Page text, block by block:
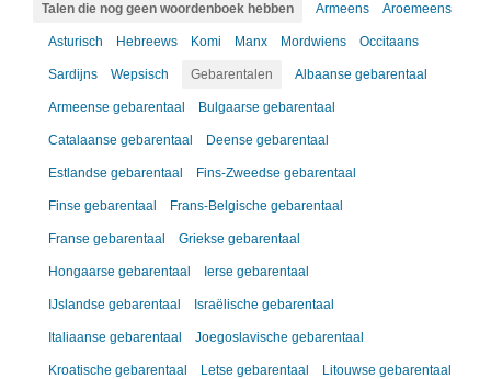
Talen die nog geen woordenboek hebben Armeens Aroemeens
Asturisch Hebreews Komi Manx Mordwiens Occitaans
Sardijns Wepsisch Gebarentalen Albaanse gebarentaal
Armeense gebarentaal Bulgaarse gebarentaal
Catalaanse gebarentaal Deense gebarentaal
Estlandse gebarentaal Fins-Zweedse gebarentaal
Finse gebarentaal Frans-Belgische gebarentaal
Franse gebarentaal Griekse gebarentaal
Hongaarse gebarentaal Ierse gebarentaal
IJslandse gebarentaal Israëlische gebarentaal
Italiaanse gebarentaal Joegoslavische gebarentaal
Kroatische gebarentaal Letse gebarentaal Litouwse gebarentaal